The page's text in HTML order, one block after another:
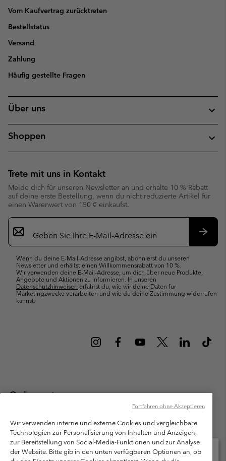
Vom Kaufvertrag zurücktreten
Bestellstatus
Versand
Zahlung
Häufig gestellte Fragen
Über uns
Shoppen
Trete mit uns in Kontakt
Melde dich für unseren Newsletter an und erhalte 10 % Rabatt
auf deine erste Bestellung, wenn du nicht reduzierte Artikel für
einen Warenwert von 150 € einkaufst.
Newsletter-
Anmeldung
Wenn du deine E-Mail-Adresse angibst, abonnierst du unseren
Newsletter und erhältst einen Willkommensrabatt von 10 %.
Wir verwenden deine E-Mail-Adresse, um dich über neue Produkte,
Angebote und Aktionen zu informieren. In unseren
Datenschutzhinweisen erfährst du, wie wir deine Daten für
Marketingzwecke verarbeiten und wie du deine Zustimmung widerrufen
kannst.
Österreich
Columbia Sportswear Austria GmbH. Moosfeldstraße 1, 5101
Bergheim, Salzburg Österreich. Alle Rechte vorbehalten.
Nutzungsbedingungen
Allgemeine Verkaufsbedingungen
Garantie
Datenschutzerklärung
Wir verwenden interne und externe Cookies und vergleichbare
Technologien zur Personalisierung von Inhalten und Anzeigen,
zur Bereitstellung von Social-Media-Funktionen und zur Analyse
der Website. Bitte gib in den unten verfügbaren Optionen an, ob
Fortfahren ohne Akzeptieren